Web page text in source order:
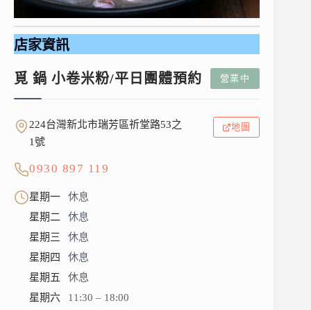
店家資訊
覓 鍋 小卷米粉/平日團體預約 營業中
224台灣新北市瑞芳區祈堂路53之
1號
地圖
0930 897 119
星期一
休息
星期二
休息
星期三
休息
星期四
休息
星期五
休息
星期六
11:30 – 18:00